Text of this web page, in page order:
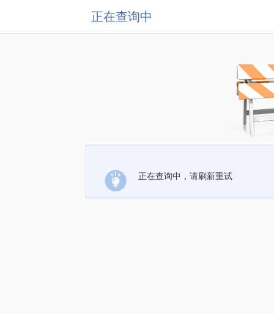
正在查询中
正在查询中，请刷新重试